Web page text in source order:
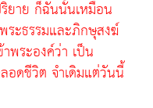
ยาย ก็ฉันนั้นเหมือน
ะธรรมและภิกษุสงฆ์
พระองค์ว่า เป็น
อดชีวิต จำเดิมแต่วันนี้